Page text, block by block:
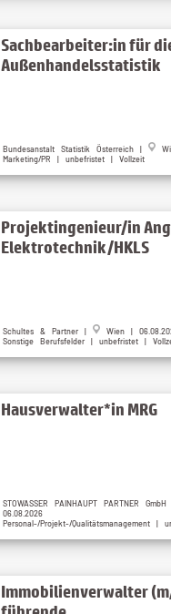
Sachbearbeiter:in für
Außenhandelsstatistik
Bundesanstalt Statistik Österreich |
Marketing/PR | unbefristet | Vollzeit
Projektingenieur/in
Elektrotechnik/HKLS
Schultes & Partner |
Wien |
Sonstige Berufsfelder | unbefristet |
Hausverwalter*in MRG
STOWASSER PAINHAUPT PARTNER
06.08.2026
Personal-/Projekt-/Qualitätsmanagement |
Immobilienverwalter